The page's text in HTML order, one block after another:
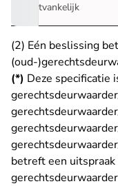
ontvankelijk
(2) Eén beslissing
(oud-
(*) Deze specificatie
betreft een